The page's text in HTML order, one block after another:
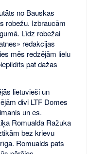
no Bauskas
robežu. Izbraucām
Līdz robežai
redakcijas
mēs redzējām lielu
pat dažas
lietuvieši un
divi LTF Domes
un es.
Romualda Ražuka
bez krievu
Romualds pats